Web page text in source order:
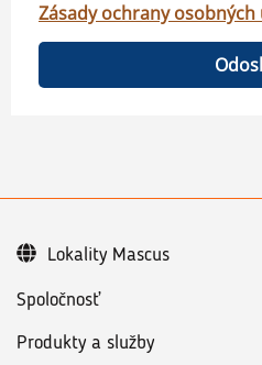
Zásady ochrany osobných
Spoločnosť
Produkty a služby
Lokality Mascus